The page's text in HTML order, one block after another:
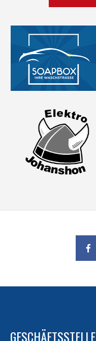
GESCHÄFTSSTELLE